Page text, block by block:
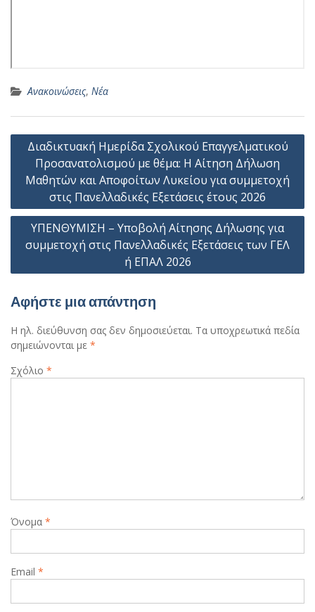
Ανακοινώσεις, Νέα
Πλοήγηση
άρθρων
Διαδικτυακή Ημερίδα Σχολικού Επαγγελματικού
Προσανατολισμού με θέμα: Η Αίτηση Δήλωση
Μαθητών και Αποφοίτων Λυκείου για συμμετοχή
στις Πανελλαδικές Εξετάσεις έτους 2026
ΥΠΕΝΘΥΜΙΣΗ – Υποβολή Αίτησης Δήλωσης για
συμμετοχή στις Πανελλαδικές Εξετάσεις των ΓΕΛ
ή ΕΠΑΛ 2026
Αφήστε μια απάντηση
Η ηλ. διεύθυνση σας δεν δημοσιεύεται. Τα υποχρεωτικά πεδία
σημειώνονται με *
Σχόλιο *
Όνομα *
Email *